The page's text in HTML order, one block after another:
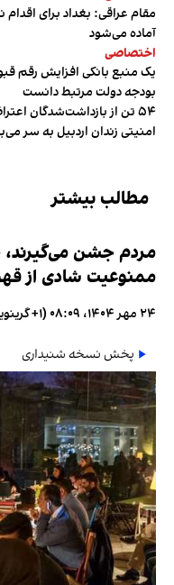
مقام عراقی: بغداد برای
آماده می‌شود
اختصاصی
یک منبع بانکی افزایش رقم
بودجه دولت مرتبط دانست
۵۴ تن از بازداشت‌شدگان
امنیتی زندان اردبیل به سر
مطالب بیشتر
مردم جشن
ممنوعیت شادی از
۲۴ مهر ۱۴۰۴، ۰۸:۰۹ (‎+۱ گرینویچ)
پخش نسخه شنیداری